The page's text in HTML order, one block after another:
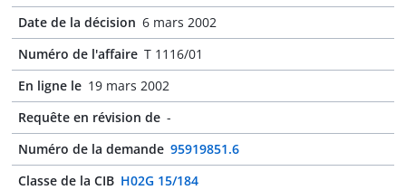
Date de la décision 6 mars 2002
Numéro de l'affaire T 1116/01
En ligne le 19 mars 2002
Requête en révision de -
Numéro de la demande 95919851.6
Classe de la CIB H02G 15/184